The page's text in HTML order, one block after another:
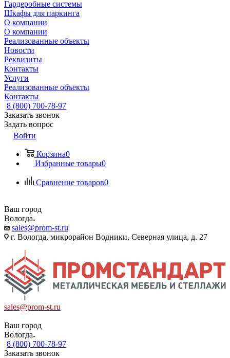
Гардеробные системы
Шкафы для паркинга
О компании
О компании
Реализованные объекты
Новости
Реквизиты
Контакты
Услуги
Реализованные объекты
Контакты
8 (800) 700-78-97
Заказать звонок
Задать вопрос
Войти
Корзина0
Избранные товары0
Сравнение товаров0
Ваш город
Вологда
sales@prom-st.ru
г. Вологда, микрорайон Водники, Северная улица, д. 27
sales@prom-st.ru
Ваш город
Вологда
8 (800) 700-78-97
Заказать звонок